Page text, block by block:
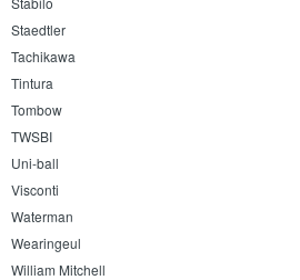
Staedtler
Tachikawa
Tintura
Tombow
TWSBI
Uni-ball
Visconti
Waterman
Wearingeul
William Mitchell